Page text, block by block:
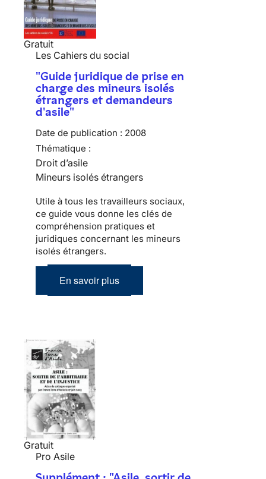
Gratuit
Les Cahiers du social
"Guide juridique de prise en
charge des mineurs isolés
étrangers et demandeurs
d'asile"
Date de publication : 2008
Thématique :
Droit d’asile
Mineurs isolés étrangers
Utile à tous les travailleurs sociaux,
ce guide vous donne les clés de
compréhension pratiques et
juridiques concernant les mineurs
isolés étrangers.
En savoir plus
Gratuit
Pro Asile